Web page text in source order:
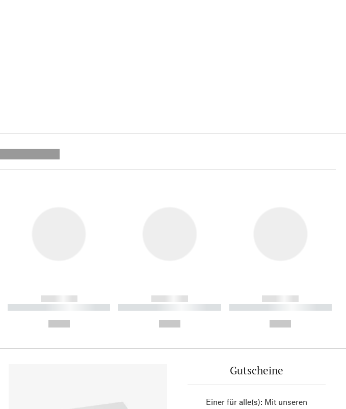
------------
----------- ----------- ----------
------------
----------- ----------- ----------
------------
----------- ----------- ----------
Gutscheine
Einer für alle(s): Mit unseren